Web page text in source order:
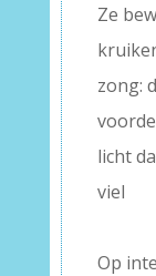
Ze
zong:
licht
viel
Op